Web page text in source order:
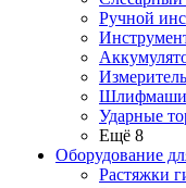
Ручной
Ударные
Ещё 8
Оборудование
Растяжки